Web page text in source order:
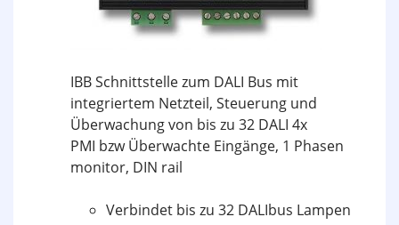
IBB Schnittstelle zum DALI Bus mit
integriertem Netzteil, Steuerung und
Überwachung von bis zu 32 DALI 4x
PMI bzw Überwachte Eingänge, 1 Phasen
monitor, DIN rail
Verbindet bis zu 32 DALIbus Lampen